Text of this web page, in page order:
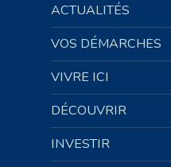
ACTUALITÉS
VOS DÉMARCHES
VIVRE ICI
DÉCOUVRIR
INVESTIR